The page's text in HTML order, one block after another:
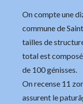
On compte une
commune de
tailles de
total est
de 100 génisses.
On recense 11
assurent le